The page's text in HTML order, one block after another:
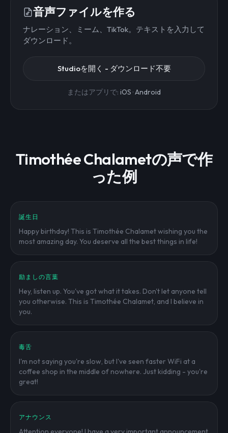
音声ファイルを作る
ナレーション、ミーム、TikTok。テキストを入力して
ダウンロード。
Studioを開く - ダウンロード不要
またはアプリで: iOS ·Android
Timothée Chalametの声で作
った例
誕生日
Happy birthday! This is Timothée Chalamet wishing you the
most amazing day. You deserve all the best things in life!
励ましの言葉
Hey, listen up. You've got what it takes. Don't let anyone tell
you otherwise. This is Timothée Chalamet, and I believe in
you.
毒舌
I'm not saying you're slow, but I've seen faster WiFi at a
coffee shop in the middle of nowhere. Just kidding - you're
great!
アナウンス